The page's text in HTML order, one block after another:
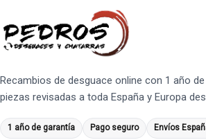
Recambios de desguace online con 1 año
piezas revisadas a toda España y Europa
1 año de garantía Pago seguro Envíos